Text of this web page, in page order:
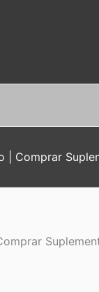
| Comprar